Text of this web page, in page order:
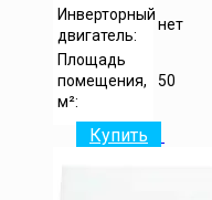
Инверторный
двигатель:
нет
Площадь
помещения,
м²:
50
Купить